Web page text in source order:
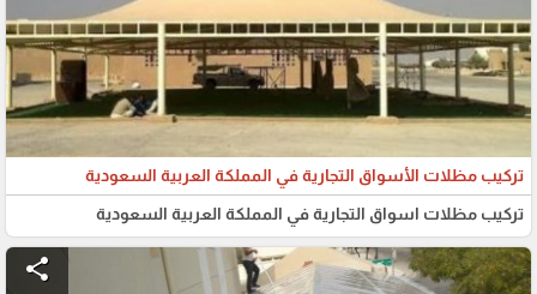
تركيب مظلات الأسواق التجارية في المملكة العربية السعودية
تركيب مظلات اسواق التجارية في المملكة العربية السعودية
share